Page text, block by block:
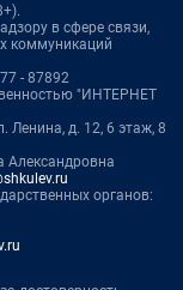
в сфере связи,
коммуникаций
- 87892
"ИНТЕРНЕТ
Ленина, д. 12, 6 этаж, 8
Александровна
органов: